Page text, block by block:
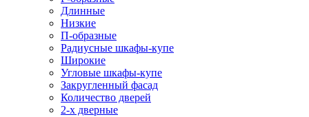
Длинные
Низкие
П-образные
Радиусные шкафы-купе
Широкие
Угловые шкафы-купе
Закругленный фасад
Количество дверей
2-х дверные